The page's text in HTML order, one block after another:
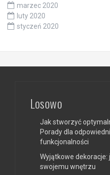
marzec 2020
luty 2020
styczeń 2020
Losowo
Jak stworzyć
Porady dla
funkcjonalności
Wyjątkowe
swojemu wnętrzu